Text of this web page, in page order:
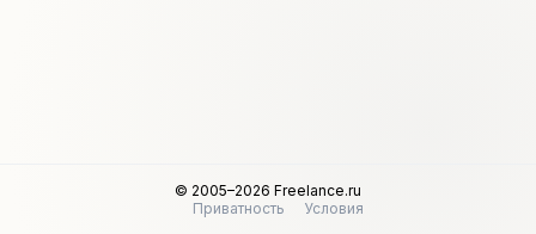
© 2005–2026 Freelance.ru
Приватность
Условия